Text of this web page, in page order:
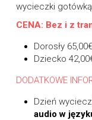
wycieczki
CENA: Bez i z
Dorosły 65,00€
Dziecko
DODATKOWE
Dzień
audio w